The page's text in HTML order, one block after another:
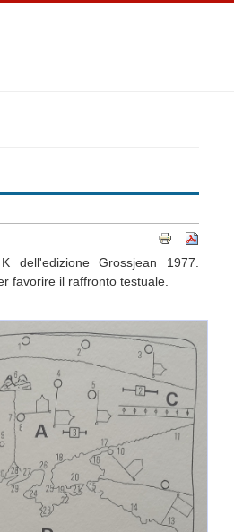
dell'edizione Grossjean 1977.
favorire il raffronto testuale.